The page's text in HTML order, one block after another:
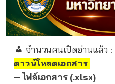
จำนวนคนเปิดอ่านแล้ว :
ดาวน์โหลดเอกสาร
– ไฟล์เอกสาร (.xlsx)